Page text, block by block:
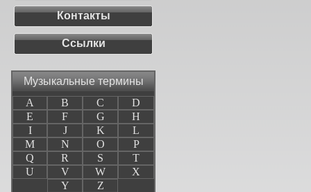
Контакты
Ссылки
Музыкальные термины
A
B C
D
E
F G
H
I
J K
L
M
N O
P
Q
R S
T
U
V W
X
Y
Z